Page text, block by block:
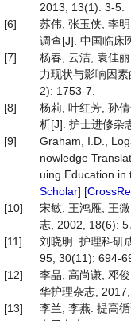
2013, 13(1): 3-5.
[6]
苏伟, 张玉侠, 李
调查[J]. 中国临床
[7]
杨春, 云洁, 袁佳
力现状与影响因
2): 1753-7.
[8]
杨莉, 叶红芳, 孙
析[J]. 护士进修杂
[9]
Graham, I.D.,
nowledge
uing Education
Scholar] [
[10]
宋敏, 王鸿雁, 王
志, 2002, 18(6):
[11]
刘晓明. 护理科研
95, 30(11): 694-
[12]
李晶, 高尚谦, 邓
华护理杂志,
[13]
李兰, 李燕. 提高